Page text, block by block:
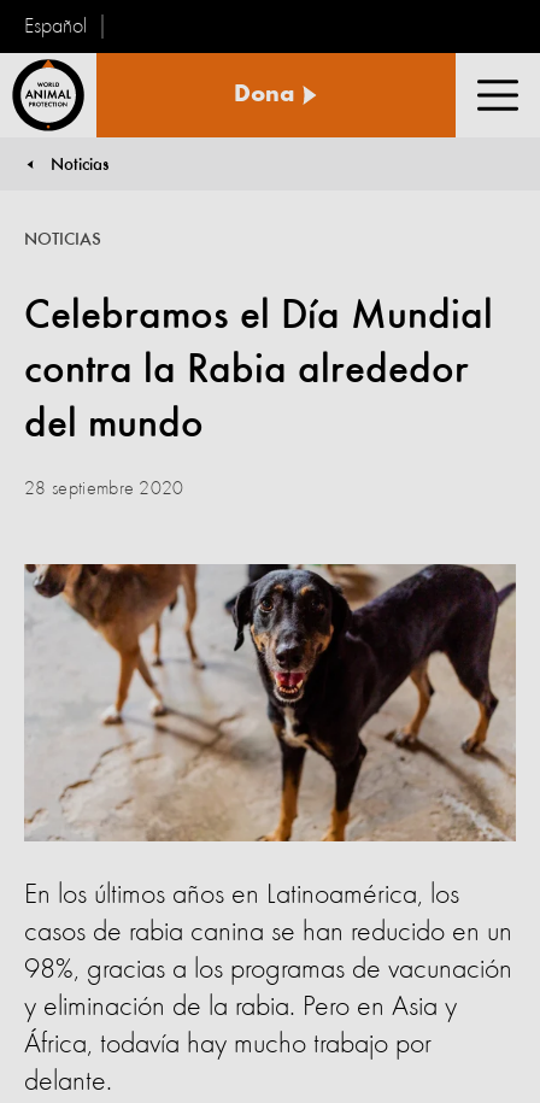
Español
Animal
Dona
Noticias
Celebramos el Día Mundial
contra la Rabia alrededor
del mundo
NOTICIAS
28 septiembre 2020
En los últimos años en Latinoamérica, los
casos de rabia canina se han reducido en un
98%, gracias a los programas de vacunación
y eliminación de la rabia. Pero en Asia y
África, todavía hay mucho trabajo por
delante.